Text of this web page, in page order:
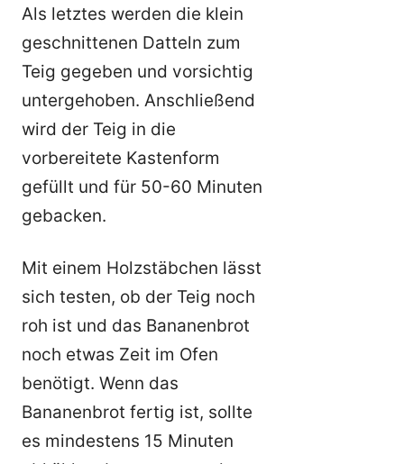
Als letztes werden die klein
geschnittenen Datteln zum
Teig gegeben und vorsichtig
untergehoben. Anschließend
wird der Teig in die
vorbereitete Kastenform
gefüllt und für 50-60 Minuten
gebacken.
Mit einem Holzstäbchen lässt
sich testen, ob der Teig noch
roh ist und das Bananenbrot
noch etwas Zeit im Ofen
benötigt. Wenn das
Bananenbrot fertig ist, sollte
es mindestens 15 Minuten